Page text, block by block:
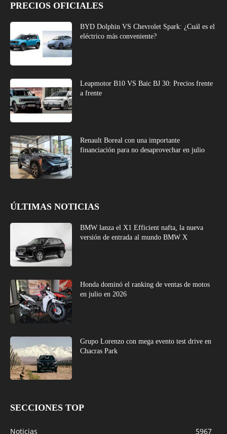
PRECIOS OFICIALES
BYD Dolphin VS Chevrolet Spark: ¿Cuál es el
eléctrico más conveniente?
Leapmotor B10 VS Baic BJ 30: Precios frente
a frente
Renault Boreal con una importante
financiación para no desaprovechar en julio
ÚLTIMAS NOTICIAS
BMW lanza el X1 Efficient nafta, la nueva
versión de entrada al mundo BMW X
Honda dominó el ranking de ventas de motos
en julio en 2026
Grupo Lorenzo con mega evento test drive en
Chacras Park
SECCIONES TOP
Noticias
5967